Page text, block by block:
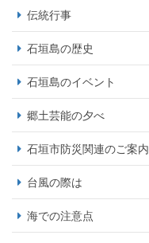
伝統行事
石垣島の歴史
石垣島のイベント
郷土芸能の夕べ
石垣市防災関連のご案内
台風の際は
海での注意点